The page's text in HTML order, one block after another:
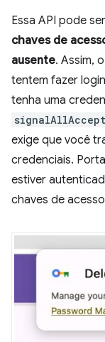
Essa API pode
chaves de
ausente. Assim,
tentem fazer
tenha uma
exige que você
credenciais.
estiver
chaves de